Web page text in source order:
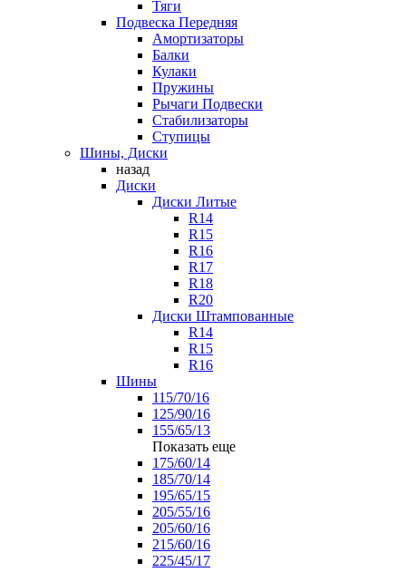
Тяги
Подвеска Передняя
Амортизаторы
Балки
Кулаки
Пружины
Рычаги Подвески
Стабилизаторы
Ступицы
Шины, Диски
назад
Диски
Диски Литые
R14
R15
R16
R17
R18
R20
Диски Штампованные
R14
R15
R16
Шины
115/70/16
125/90/16
155/65/13
Показать еще
175/60/14
185/70/14
195/65/15
205/55/16
205/60/16
215/60/16
225/45/17